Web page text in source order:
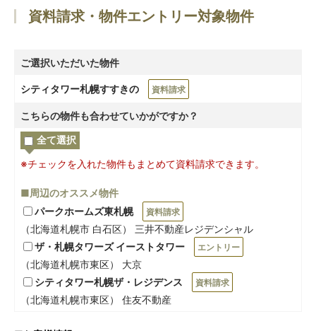
資料請求・物件エントリー対象物件
ご選択いただいた物件
シティタワー札幌すすきの 資料請求
こちらの物件も合わせていかがですか？
全て選択
※チェックを入れた物件もまとめて資料請求できます。
■周辺のオススメ物件
パークホームズ東札幌
資料請求
（北海道札幌市 白石区） 三井不動産レジデンシャル
ザ・札幌タワーズ イーストタワー
エントリー
（北海道札幌市東区） 大京
シティタワー札幌ザ・レジデンス
資料請求
（北海道札幌市東区） 住友不動産